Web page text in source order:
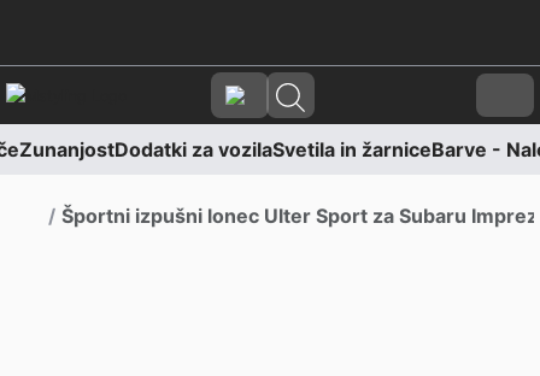
Cart
ZunanjostDodatki za vozilaSvetila in žarniceBarve -
Domov
Športni izpušni lonec Ulter Sport za Subaru